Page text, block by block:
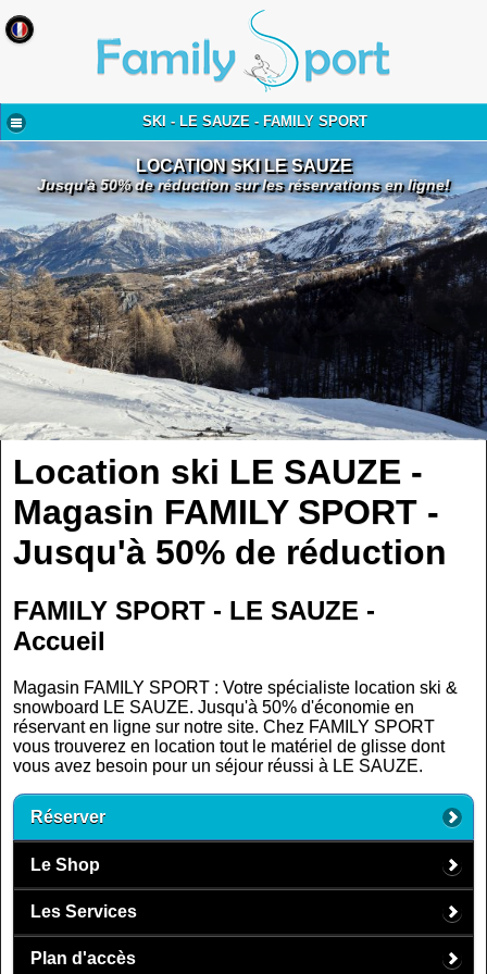
SKI - LE SAUZE - FAMILY SPORT
LOCATION SKI LE SAUZE
Jusqu'à 50% de réduction sur les réservations en ligne!
Location ski LE SAUZE -
Magasin FAMILY SPORT -
Jusqu'à 50% de réduction
FAMILY SPORT - LE SAUZE -
Accueil
Magasin FAMILY SPORT : Votre spécialiste location ski &
snowboard LE SAUZE. Jusqu'à 50% d'économie en
réservant en ligne sur notre site. Chez FAMILY SPORT
vous trouverez en location tout le matériel de glisse dont
vous avez besoin pour un séjour réussi à LE SAUZE.
Réserver
Le Shop
Les Services
Plan d'accès